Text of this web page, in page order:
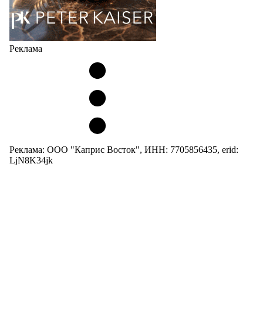
Реклама
Реклама: ООО "Каприс Восток", ИНН: 7705856435, erid:
LjN8K34jk